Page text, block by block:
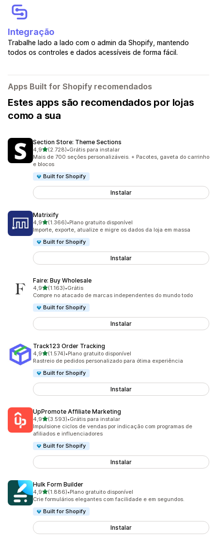
Integração
Trabalhe lado a lado com o admin da Shopify, mantendo
todos os controles e dados acessíveis de forma fácil.
Apps Built for Shopify recomendados
Estes apps são recomendados por lojas
como a sua
Section Store: Theme Sections
4,9de 5 estrelas
(2.728)
2728 avaliações ao todo
•Grátis para instalar
Mais de 700 seções personalizáveis. + Pacotes, gaveta do carrinho
e blocos
Built for Shopify
Instalar
Matrixify
4,9de 5 estrelas
(1.366)
1366 avaliações ao todo
•Plano gratuito disponível
Importe, exporte, atualize e migre os dados da loja em massa
Built for Shopify
Instalar
Faire: Buy Wholesale
4,9de 5 estrelas
(1.163)
1163 avaliações ao todo
•Grátis
Compre no atacado de marcas independentes do mundo todo
Built for Shopify
Instalar
Track123 Order Tracking
4,9de 5 estrelas
(1.574)
1574 avaliações ao todo
•Plano gratuito disponível
Rastreio de pedidos personalizado para ótima experiência
Built for Shopify
Instalar
UpPromote Affiliate Marketing
4,9de 5 estrelas
(3.593)
3593 avaliações ao todo
•Grátis para instalar
Impulsione ciclos de vendas por indicação com programas de
afiliados e influenciadores
Built for Shopify
Instalar
Hulk Form Builder
4,9de 5 estrelas
(1.886)
1886 avaliações ao todo
•Plano gratuito disponível
Crie formulários elegantes com facilidade e em segundos.
Built for Shopify
Instalar